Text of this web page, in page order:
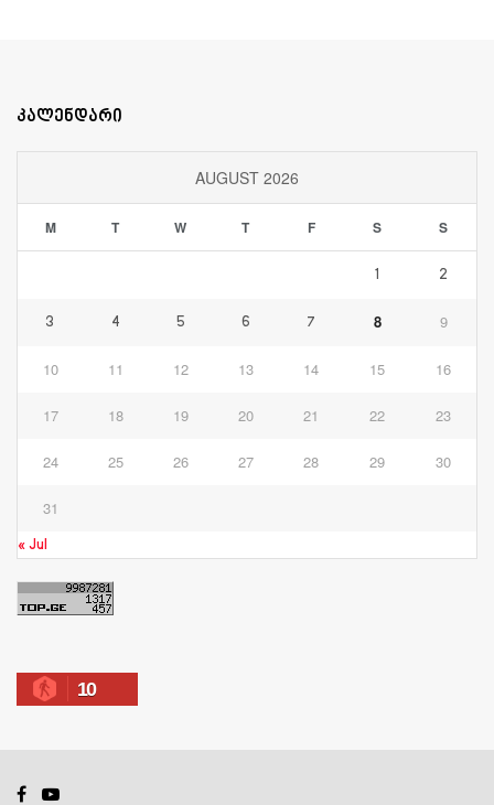
კალენდარი
AUGUST 2026
M T W T F S S
1 2
3 4 5 6 7 8 9
10 11 12 13 14 15 16
17 18 19 20 21 22 23
24 25 26 27 28 29 30
31
« Jul
10